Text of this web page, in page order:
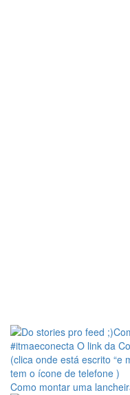
Como montar uma